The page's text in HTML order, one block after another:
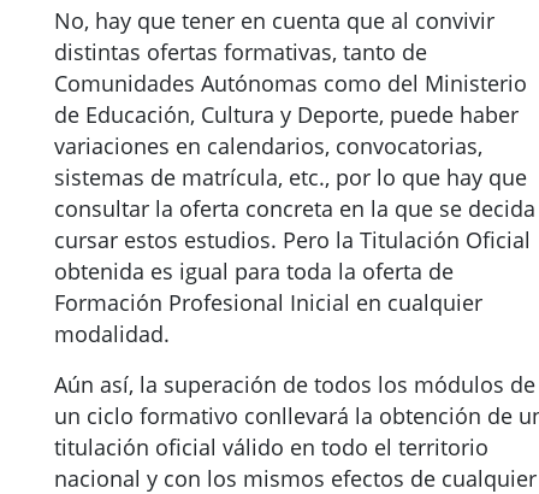
No, hay que tener en cuenta que al convivir
distintas ofertas formativas, tanto de
Comunidades Autónomas como del Ministerio
de Educación, Cultura y Deporte, puede haber
variaciones en calendarios, convocatorias,
sistemas de matrícula, etc., por lo que hay que
consultar la oferta concreta en la que se decida
cursar estos estudios. Pero la Titulación Oficial
obtenida es igual para toda la oferta de
Formación Profesional Inicial en cualquier
modalidad.
Aún así, la superación de todos los módulos de
un ciclo formativo conllevará la obtención de
titulación oficial válido en todo el territorio
nacional y con los mismos efectos de cualquier